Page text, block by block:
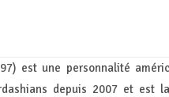
est une personnalité
depuis 2007 et est